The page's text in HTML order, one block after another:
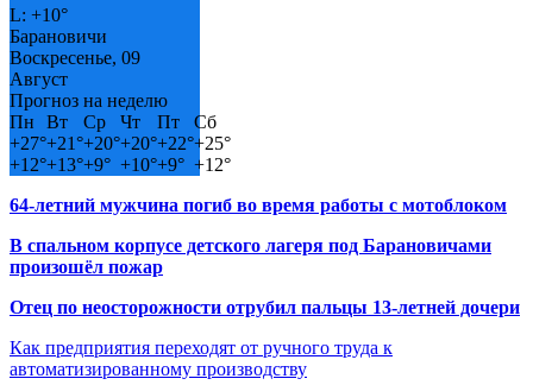
L: +10°
Барановичи
Воскресенье, 09
Август
Прогноз на неделю
Пн
Вт Ср Чт Пт
Сб
+27°+21°+20°+20°+22°+25°
+12°+13°+9° +10°+9° +12°
64-летний мужчина погиб во время работы с мотоблоком
В спальном корпусе детского лагеря под Барановичами
произошёл пожар
Отец по неосторожности отрубил пальцы 13-летней дочери
Как предприятия переходят от ручного труда к
автоматизированному производству